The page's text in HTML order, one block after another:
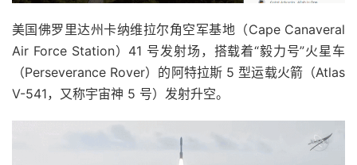
美国佛罗里达州卡纳维拉尔角空军基地（Cape Canaveral
Air Force Station）41 号发射场，搭载着“毅力号”火星车
（Perseverance Rover）的阿特拉斯 5 型运载火箭（Atlas
V-541，又称宇宙神 5 号）发射升空。